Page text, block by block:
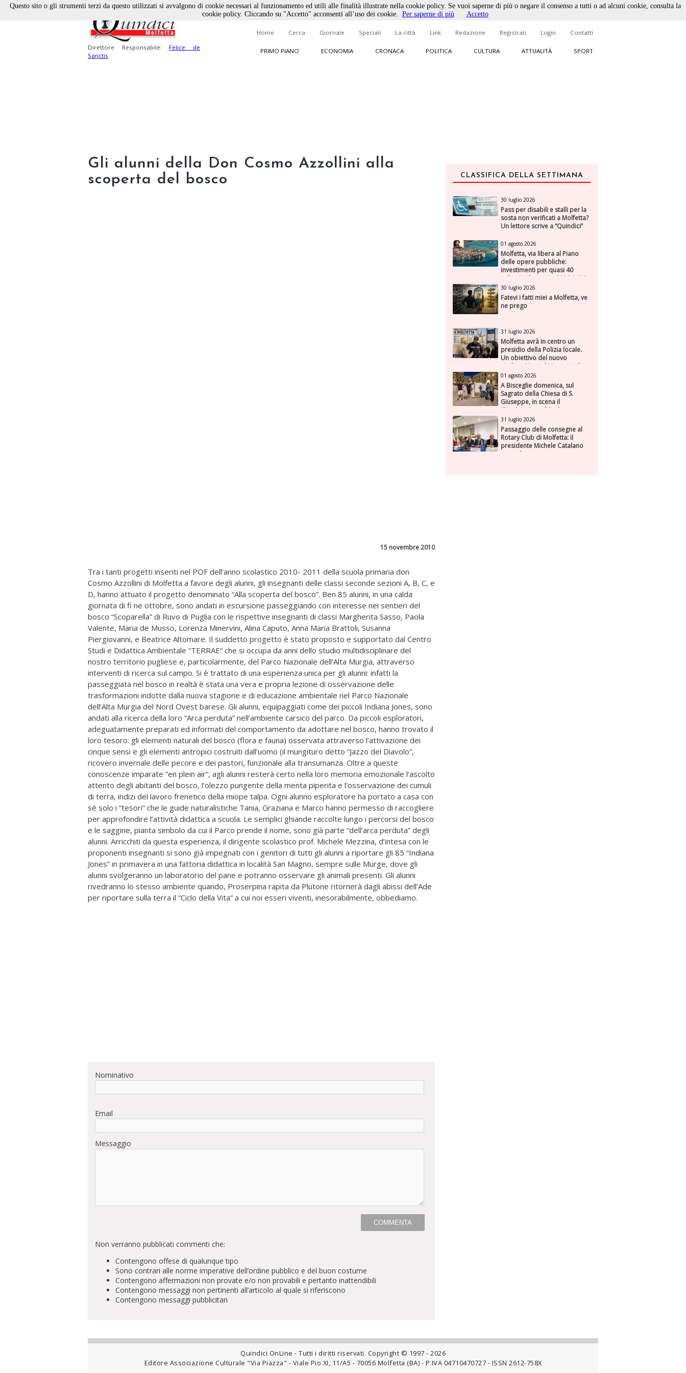
Direttore Responsabile: Felice de
Sanctis
Home Cerca Giornale Speciali La città Link Redazione Registrati Login Contatti
PRIMO PIANO ECONOMIA CRONACA POLITICA CULTURA ATTUALITÀ SPORT
Gli alunni della Don Cosmo Azzollini alla
scoperta del bosco
15 novembre 2010
Tra i tanti progetti inseriti nel POF dell’anno scolastico 2010- 2011 della scuola primaria don
Cosmo Azzollini di Molfetta a favore degli alunni, gli insegnanti delle classi seconde sezioni A, B, C, e
D, hanno attuato il progetto denominato “Alla scoperta del bosco”. Ben 85 alunni, in una calda
giornata di fi ne ottobre, sono andati in escursione passeggiando con interesse nei sentieri del
bosco “Scoparella” di Ruvo di Puglia con le rispettive insegnanti di classi Margherita Sasso, Paola
Valente, Maria de Musso, Lorenza Minervini, Alina Caputo, Anna Maria Brattoli, Susanna
Piergiovanni, e Beatrice Altomare. Il suddetto progetto è stato proposto e supportato dal Centro
Studi e Didattica Ambientale “TERRAE“ che si occupa da anni dello studio multidisciplinare del
nostro territorio pugliese e, particolarmente, del Parco Nazionale dell’Alta Murgia, attraverso
interventi di ricerca sul campo. Si è trattato di una esperienza unica per gli alunni: infatti la
passeggiata nel bosco in realtà è stata una vera e propria lezione di osservazione delle
trasformazioni indotte dalla nuova stagione e di educazione ambientale nel Parco Nazionale
dell’Alta Murgia del Nord Ovest barese. Gli alunni, equipaggiati come dei piccoli Indiana Jones, sono
andati alla ricerca della loro “Arca perduta” nell’ambiente carsico del parco. Da piccoli esploratori,
adeguatamente preparati ed informati del comportamento da adottare nel bosco, hanno trovato il
loro tesoro: gli elementi naturali del bosco (flora e fauna) osservata attraverso l’attivazione dei
cinque sensi e gli elementi antropici costruiti dall’uomo (il mungituro detto “Jazzo del Diavolo”,
ricovero invernale delle pecore e dei pastori, funzionale alla transumanza. Oltre a queste
conoscenze imparate “en plein air”, agli alunni resterà certo nella loro memoria emozionale l’ascolto
attento degli abitanti del bosco, l’olezzo pungente della menta piperita e l’osservazione dei cumuli
di terra, indizi del lavoro frenetico della miope talpa. Ogni alunno esploratore ha portato a casa con
sé solo i “tesori” che le guide naturalistiche Tania, Graziana e Marco hanno permesso di raccogliere
per approfondire l’attività didattica a scuola. Le semplici ghiande raccolte lungo i percorsi del bosco
e le saggine, pianta simbolo da cui il Parco prende il nome, sono già parte “dell’arca perduta” degli
alunni. Arricchiti da questa esperienza, il dirigente scolastico prof. Michele Mezzina, d’intesa con le
proponenti insegnanti si sono già impegnati con i genitori di tutti gli alunni a riportare gli 85 “Indiana
Jones” in primavera in una fattoria didattica in località San Magno, sempre sulle Murge, dove gli
alunni svolgeranno un laboratorio del pane e potranno osservare gli animali presenti. Gli alunni
rivedranno lo stesso ambiente quando, Proserpina rapita da Plutone ritornerà dagli abissi dell’Ade
per riportare sulla terra il “Ciclo della Vita” a cui noi esseri viventi, inesorabilmente, obbediamo.
Nominativo
Email
Messaggio
Non verranno pubblicati commenti che:
Contengono offese di qualunque tipo
Sono contrari alle norme imperative dell’ordine pubblico e del buon costume
Contengono affermazioni non provate e/o non provabili e pertanto inattendibili
Contengono messaggi non pertinenti all’articolo al quale si riferiscono
Contengono messaggi pubblicitari
CLASSIFICA DELLA SETTIMANA
30 luglio 2026
Pass per disabili e stalli per la
sosta non verificati a Molfetta?
Un lettore scrive a “Quindici”
01 agosto 2026
Molfetta, via libera al Piano
delle opere pubbliche:
investimenti per quasi 40
milioni nel triennio 2026-2028
30 luglio 2026
Fatevi i fatti miei a Molfetta, ve
ne prego
31 luglio 2026
Molfetta avrà in centro un
presidio della Polizia locale.
Un obiettivo del nuovo
sindaco Manuel Minervini che
diviene realtà, con la speranza
di maggiore efficienza e
presenza sul territorio
01 agosto 2026
A Bisceglie domenica, sul
Sagrato della Chiesa di S.
Giuseppe, in scena il
“Rigoletto” con l’Orchestra
Sinfonica Federiciana
31 luglio 2026
Passaggio delle consegne al
Rotary Club di Molfetta: il
presidente Michele Catalano
succede a se stesso
Quindici OnLine - Tutti i diritti riservati. Copyright © 1997 - 2026
Editore Associazione Culturale "Via Piazza" - Viale Pio XI, 11/A5 - 70056 Molfetta (BA) - P.IVA 04710470727 - ISSN 2612-758X
Questo sito o gli strumenti terzi da questo utilizzati si avvalgono di cookie necessari al funzionamento ed utili alle finalità illustrate nella cookie policy. Se vuoi saperne di più o negare il consenso a tutti o ad alcuni cookie, consulta la
cookie policy. Cliccando su "Accetto" acconsenti all’uso dei cookie. Per saperne di più Accetto